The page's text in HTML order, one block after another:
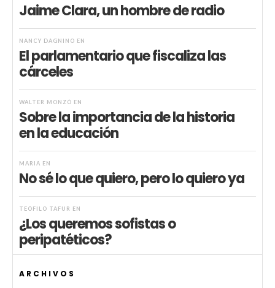
Jaime Clara, un hombre de radio
NANCY DAGNINO EN
El parlamentario que fiscaliza las
cárceles
WALTER MONZÓ EN
Sobre la importancia de la historia
en la educación
MARIA EN
No sé lo que quiero, pero lo quiero ya
TEÓFILO TAFUR EN
¿Los queremos sofistas o
peripatéticos?
ARCHIVOS